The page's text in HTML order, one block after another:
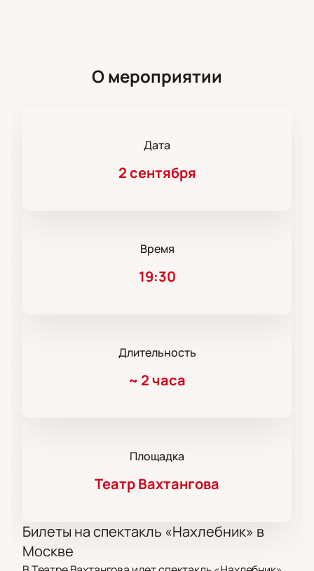
О мероприятии
Дата
2 сентября
Время
19:30
Длительность
~ 2 часа
Площадка
Театр Вахтангова
Билеты на спектакль «Нахлебник» в
Москве